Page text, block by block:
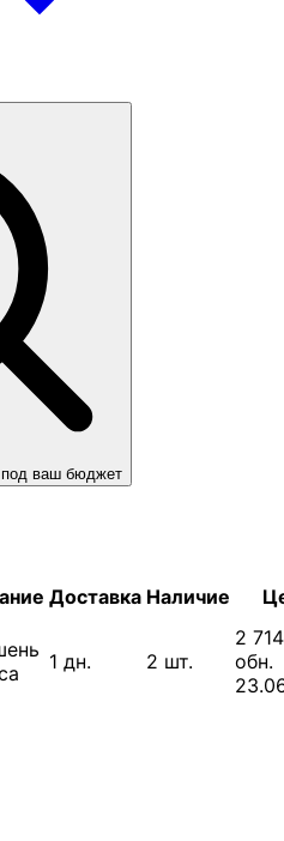
под ваш бюджет
Доставка Наличие
1 дн. 2 шт.
2
обн.